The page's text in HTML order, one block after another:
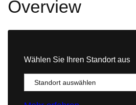
Overview
Wählen Sie Ihren Standort aus